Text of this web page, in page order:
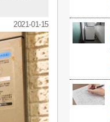
2021-01-15